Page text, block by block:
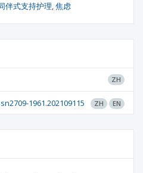
伴式支持护理 焦虑
ZH
1961.202109115 ZH EN